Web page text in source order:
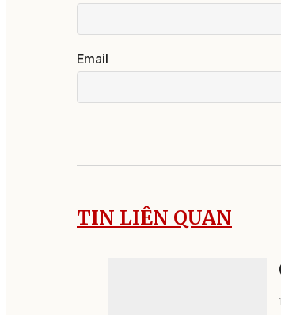
Email
TIN LIÊN QUAN